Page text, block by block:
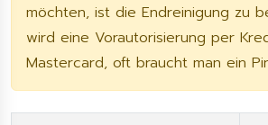
möchten, ist die Endreinigung zu
wird eine Vorautorisierung per
Mastercard, oft braucht man ein